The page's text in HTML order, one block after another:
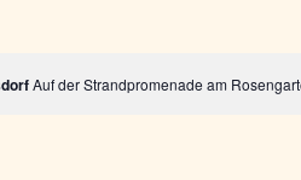
Auf der Strandpromenade am